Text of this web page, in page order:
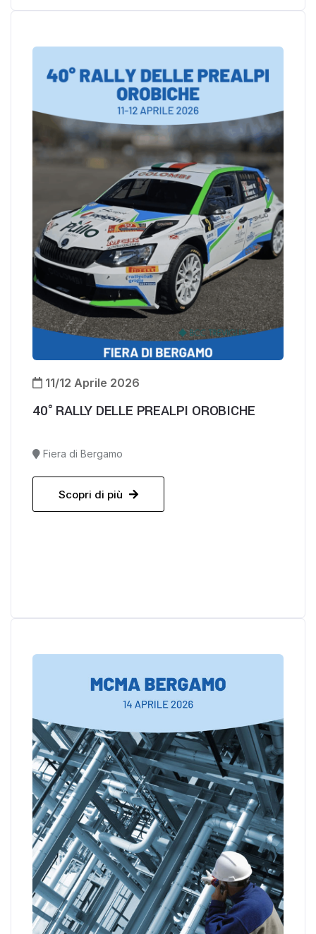
11/12 Aprile 2026
40° RALLY DELLE PREALPI OROBICHE
Fiera di Bergamo
Scopri di più